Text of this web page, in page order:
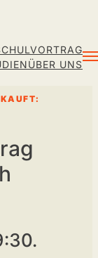
ÜBER UNS